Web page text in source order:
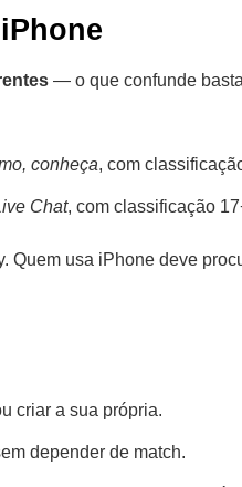
— o que confunde
conheça, com
Chat, com classificação
usa iPhone deve
criar a sua própria.
depender de match.